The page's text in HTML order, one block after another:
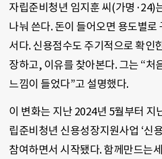
자립준비청년 임지훈 씨(가명·24)
나눠 쓴다. 돈이 들어오면 용도별로
서다. 신용점수도 주기적으로 확인
장하고, 이유를 찾아본다. 그는 “처
느낌이 들었다”고 설명했다.
이 변화는 지난 2024년 5월부터 지
립준비청년 신용성장지원사업 ‘신
참여하면서 시작됐다. 함께만드는